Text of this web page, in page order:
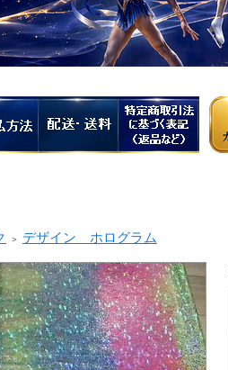
＞ デザイン ホログラム